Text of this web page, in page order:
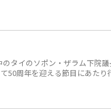
タイのソポン・ザラム下院議
50周年を迎える節目にあたり